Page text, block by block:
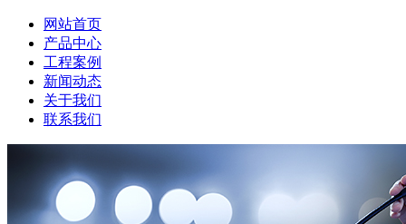
网站首页
产品中心
工程案例
新闻动态
关于我们
联系我们